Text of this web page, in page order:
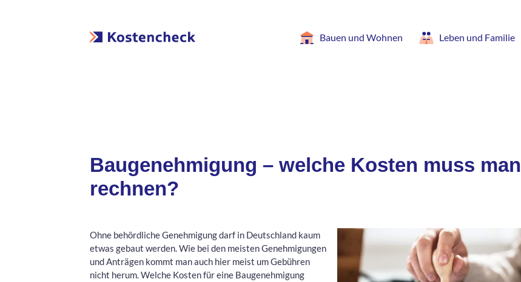
Bauen und Wohnen Leben und Familie
Baugenehmigung – welche Kosten muss man
rechnen?
Ohne behördliche Genehmigung darf in Deutschland kaum
etwas gebaut werden. Wie bei den meisten Genehmigungen
und Anträgen kommt man auch hier meist um Gebühren
nicht herum. Welche Kosten für eine Baugenehmigung